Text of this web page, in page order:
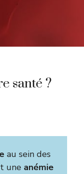
santé ?
au sein des
une anémie